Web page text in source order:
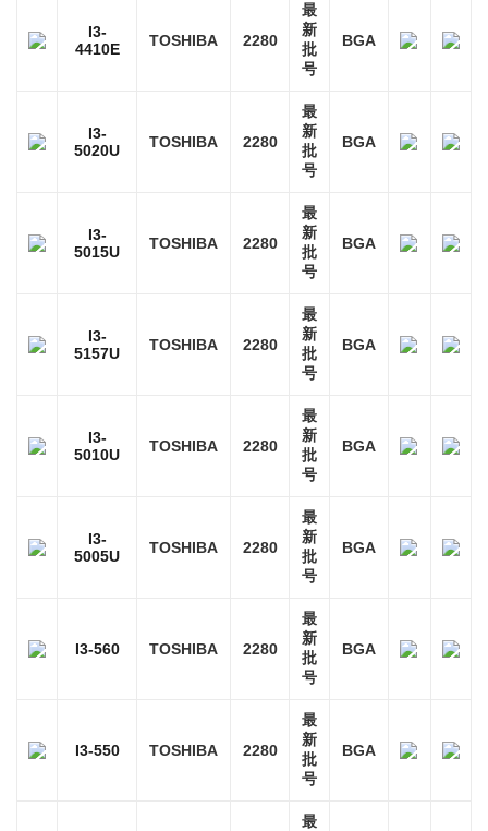
I3-
4410E
TOSHIBA 2280
最
新
批
号
BGA
I3-
5020U
TOSHIBA 2280
最
新
批
号
BGA
I3-
5015U
TOSHIBA 2280
最
新
批
号
BGA
I3-
5157U
TOSHIBA 2280
最
新
批
号
BGA
I3-
5010U
TOSHIBA 2280
最
新
批
号
BGA
I3-
5005U
TOSHIBA 2280
最
新
批
号
BGA
I3-560 TOSHIBA 2280
最
新
批
号
BGA
I3-550 TOSHIBA 2280
最
新
批
号
BGA
最